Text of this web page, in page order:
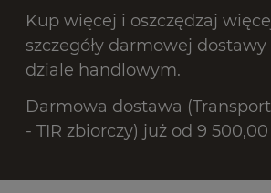
Kup więcej i oszczędzaj
szczegóły darmowej
dziale handlowym.
Darmowa dostawa (Transport
- TIR zbiorczy) już od 9 500,00